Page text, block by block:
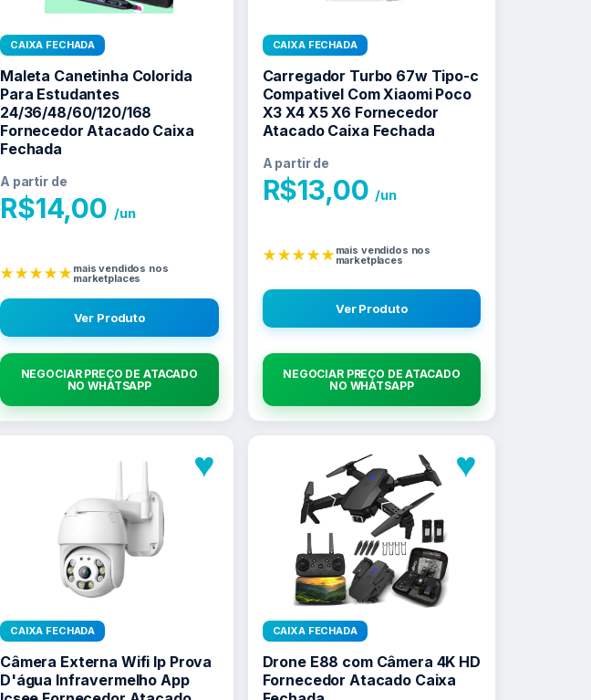
CAIXA FECHADA
Maleta Canetinha Colorida
Para Estudantes
24/36/48/60/120/168
Fornecedor Atacado Caixa
Fechada
A partir de
R$14,00 /un
★★★★★mais vendidos nos
marketplaces
Ver Produto
NEGOCIAR PREÇO DE ATACADO
NO WHATSAPP
CAIXA FECHADA
Carregador Turbo 67w Tipo-c
Compativel Com Xiaomi Poco
X3 X4 X5 X6 Fornecedor
Atacado Caixa Fechada
A partir de
R$13,00 /un
★★★★★mais vendidos nos
marketplaces
Ver Produto
NEGOCIAR PREÇO DE ATACADO
NO WHATSAPP
♥
CAIXA FECHADA
Câmera Externa Wifi Ip Prova
D'água Infravermelho App
♥
CAIXA FECHADA
Drone E88 com Câmera 4K HD
Fornecedor Atacado Caixa